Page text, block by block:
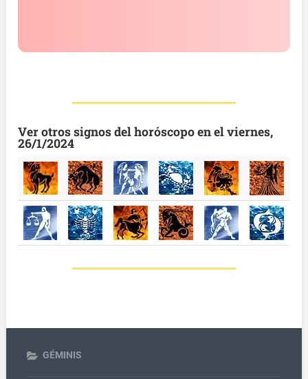
Ver otros signos del horóscopo en el viernes,
26/1/2024
GÉMINIS